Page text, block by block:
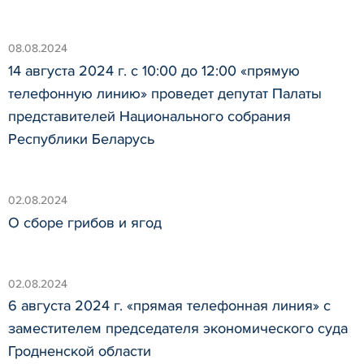
08.08.2024
14 августа 2024 г. с 10:00 до 12:00 «прямую
телефонную линию» проведет депутат Палаты
представителей Национального собрания
Республики Беларусь
02.08.2024
О сборе грибов и ягод
02.08.2024
6 августа 2024 г. «прямая телефонная линия» с
заместителем председателя экономического суда
Гродненской области